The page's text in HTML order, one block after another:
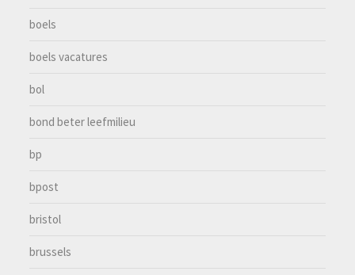
boels
boels vacatures
bol
bond beter leefmilieu
bp
bpost
bristol
brussels